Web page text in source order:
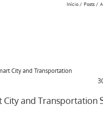
Início Posts
City and Transportation